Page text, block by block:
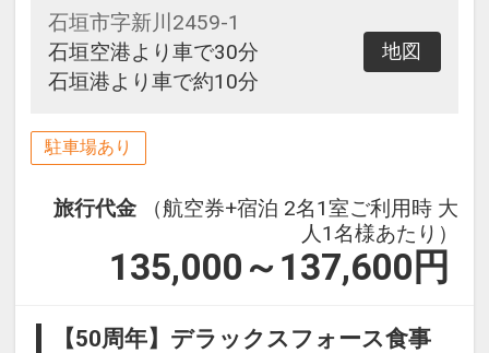
石垣市字新川2459-1
石垣空港より車で30分
石垣港より車で約10分
地図
駐車場あり
旅行代金
（航空券+宿泊 2名1室ご利用時 大
人1名様あたり）
135,000～137,600 円
【50周年】デラックスフォース食事